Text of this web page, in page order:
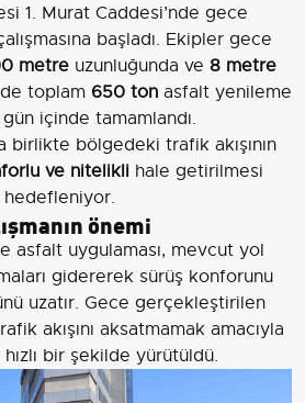
1. Murat Caddesi’nde gece
başladı. Ekipler gece
metreuzunluğunda ve 8 metre
toplam 650 ton asfalt yenileme
gün içinde tamamlandı.
birlikte bölgedeki trafik akışının
ve nitelikli hale getirilmesi
hedefleniyor.
önemi
asfalt uygulaması, mevcut yol
gidererek sürüş konforunu
uzatır. Gece gerçekleştirilen
akışını aksatmamak amacıyla
hızlı bir şekilde yürütüldü.